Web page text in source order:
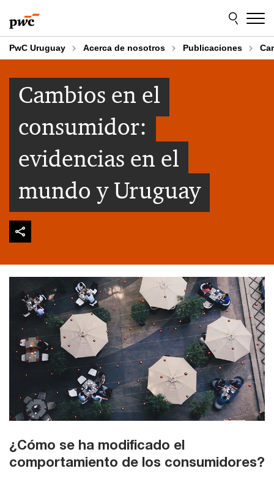
to
content
to
footer
PwC Uruguay Acerca de nosotros Publicaciones
Cambios en el
consumidor:
evidencias en el
mundo y Uruguay
¿Cómo se ha modificado el
comportamiento de los consumidores?